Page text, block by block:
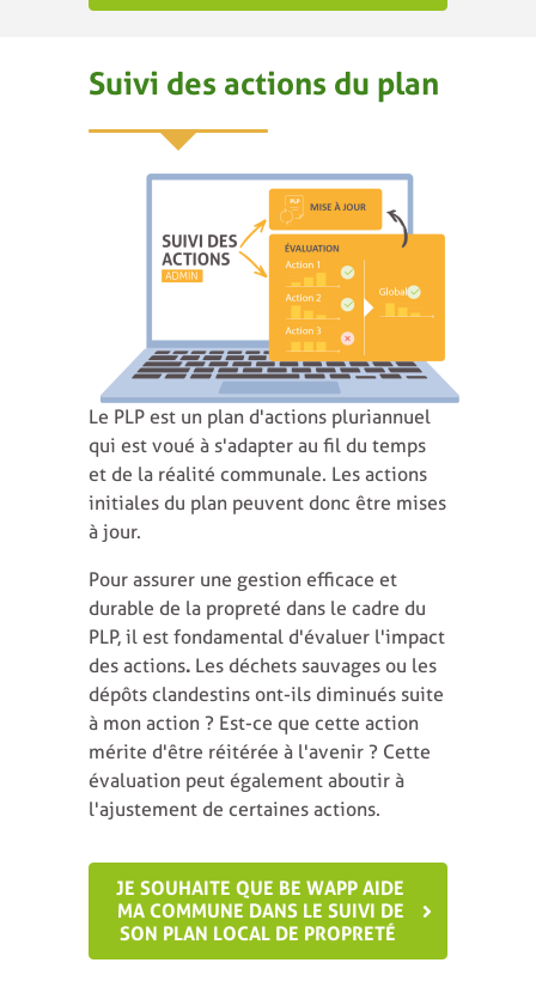
Suivi des actions du plan
Le PLP est un plan d'actions pluriannuel
qui est voué à s'adapter au fil du temps
et de la réalité communale. Les actions
initiales du plan peuvent donc être mises
à jour.
Pour assurer une gestion efficace et
durable de la propreté dans le cadre du
PLP, il est fondamental d'évaluer l'impact
des actions. Les déchets sauvages ou les
dépôts clandestins ont-ils diminués suite
à mon action ? Est-ce que cette action
mérite d'être réitérée à l'avenir ? Cette
évaluation peut également aboutir à
l'ajustement de certaines actions.
JE SOUHAITE QUE BE WAPP AIDE
MA COMMUNE DANS LE SUIVI DE
SON PLAN LOCAL DE PROPRETÉ